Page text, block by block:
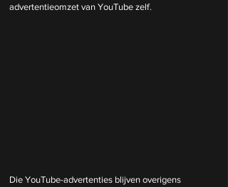
advertentieomzet van YouTube zelf.
Die YouTube-advertenties blijven overigens